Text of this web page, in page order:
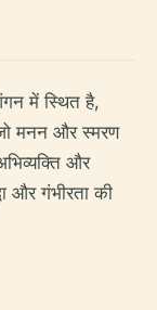
में स्थित है,
मनन और स्मरण
और
और गंभीरता की